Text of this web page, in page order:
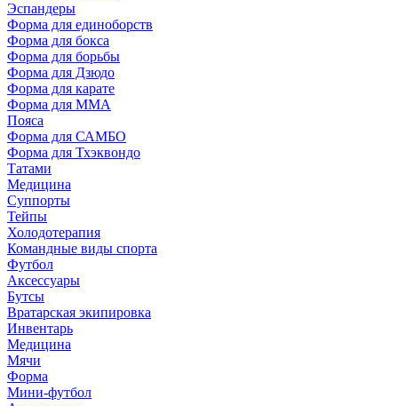
Эспандеры
Форма для единоборств
Форма для бокса
Форма для борьбы
Форма для Дзюдо
Форма для карате
Форма для MMA
Пояса
Форма для САМБО
Форма для Тхэквондо
Татами
Медицина
Суппорты
Тейпы
Холодотерапия
Командные виды спорта
Футбол
Аксессуары
Бутсы
Вратарская экипировка
Инвентарь
Медицина
Мячи
Форма
Мини-футбол